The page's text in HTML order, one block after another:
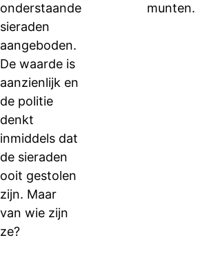
onderstaande
sieraden
aangeboden.
De waarde is
aanzienlijk en
de politie
denkt
inmiddels dat
de sieraden
ooit gestolen
zijn. Maar
van wie zijn
ze?
munten.